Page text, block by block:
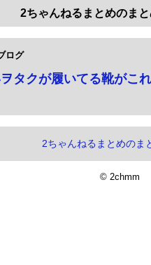
2ちゃんねるまとめのま
ログ
ヲタクが履いてる靴がこ
2ちゃんねるまとめのま
© 2chmm